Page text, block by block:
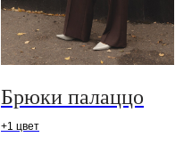
Брюки палаццо
+1 цвет